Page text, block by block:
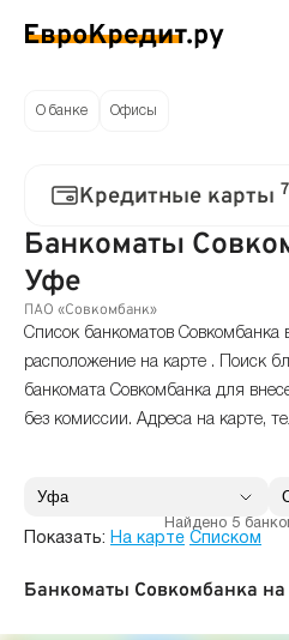
О банке Офисы
Кредитные карты 7
Банкоматы
Уфе
ПАО «Совкомбанк»
Список банкоматов Совкомбанка
расположение на карте . Поиск
банкомата Совкомбанка для
без комиссии. Адреса на карте,
Найдено 5
Показать: На карте Списком
Банкоматы Совкомбанка на